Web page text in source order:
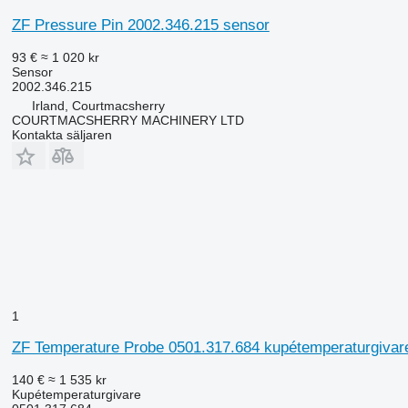
ZF Pressure Pin 2002.346.215 sensor
93 € ≈ 1 020 kr
Sensor
2002.346.215
Irland, Courtmacsherry
COURTMACSHERRY MACHINERY LTD
Kontakta säljaren
1
ZF Temperature Probe 0501.317.684
140 € ≈ 1 535 kr
Kupétemperaturgivare